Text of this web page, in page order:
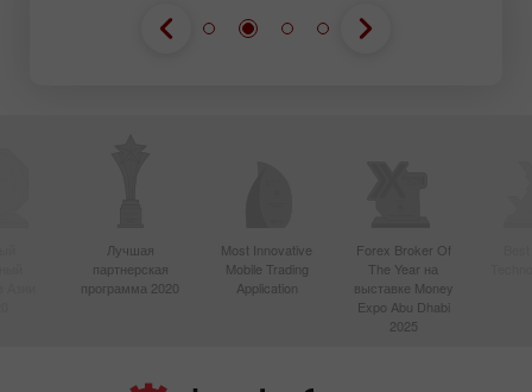
Лучшая
партнерская
программа 2020
Most Innovative
Mobile Trading
Application
Forex Broker Of
The Year на
выставке Money
Expo Abu Dhabi
2025